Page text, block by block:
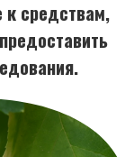
средствам,